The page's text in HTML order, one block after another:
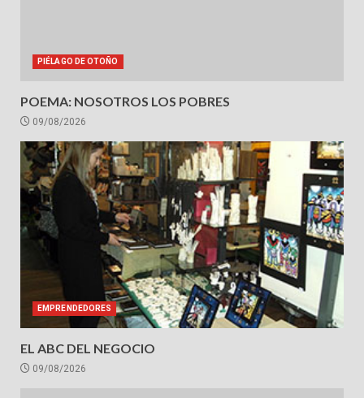
PIÉLAGO DE OTOÑO
POEMA: NOSOTROS LOS POBRES
09/08/2026
EMPRENDEDORES
EL ABC DEL NEGOCIO
09/08/2026